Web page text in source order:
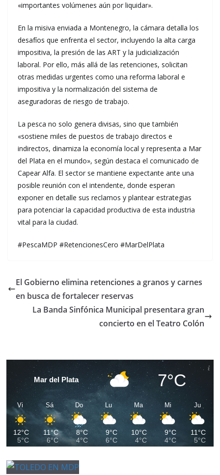
«importantes volúmenes aún por liquidar».
En la misiva enviada a Montenegro, la cámara detalla los
desafíos que enfrenta el sector, incluyendo la alta carga
impositiva, la presión de las ART y la judicialización
laboral. Por ello, más allá de las retenciones, solicitan
otras medidas urgentes como una reforma laboral e
impositiva y la normalización del sistema de
aseguradoras de riesgo de trabajo.
La pesca no solo genera divisas, sino que también
«sostiene miles de puestos de trabajo directos e
indirectos, dinamiza la economía local y representa a Mar
del Plata en el mundo», según destaca el comunicado de
Capear Alfa. El sector se mantiene expectante ante una
posible reunión con el intendente, donde esperan
exponer en detalle sus reclamos y plantear estrategias
para potenciar la capacidad productiva de esta industria
vital para la ciudad.
#PescaMDP #RetencionesCero #MarDelPlata
El Gobierno elimina retenciones a granos y carnes
en busca de fortalecer reservas
La Banda Sinfónica Municipal presentara gran
concierto en el Teatro Colón
Mar del Plata 7°C
Vi
12°C
5°C
Sá
11°C
6°C
Do
8°C
4°C
Lu
9°C
6°C
Ma
10°C
4°C
Mi
9°C
4°C
Ju
11°C
5°C